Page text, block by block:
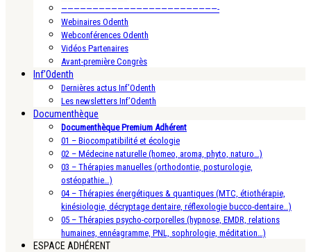
—————————————————————————-
Webinaires Odenth
Webconférences Odenth
Vidéos Partenaires
Avant-première Congrès
Inf’Odenth
Dernières actus Inf’Odenth
Les newsletters Inf’Odenth
Documenthèque
Documenthèque Premium Adhérent
01 – Biocompatibilité et écologie
02 – Médecine naturelle (homeo, aroma, phyto, naturo…)
03 – Thérapies manuelles (orthodontie, posturologie,
ostéopathie…)
04 – Thérapies énergétiques & quantiques (MTC, étiothérapie,
kinésiologie, décryptage dentaire, réflexologie bucco-dentaire…)
05 – Thérapies psycho-corporelles (hypnose, EMDR, relations
humaines, ennéagramme, PNL, sophrologie, méditation…)
ESPACE ADHÉRENT